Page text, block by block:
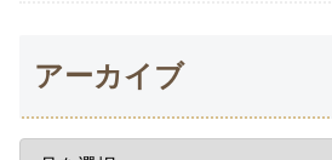
アーカイブ